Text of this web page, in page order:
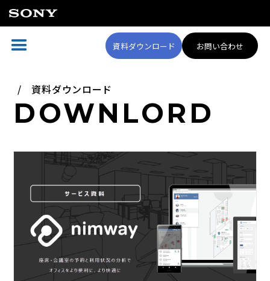
資料ダウンロード お問い合わせ
資料ダウンロード
DOWNLORD